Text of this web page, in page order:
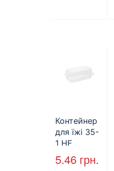
Контейнер
для їжі 35-
1 HF
227*127*85
мм
5.46 грн.